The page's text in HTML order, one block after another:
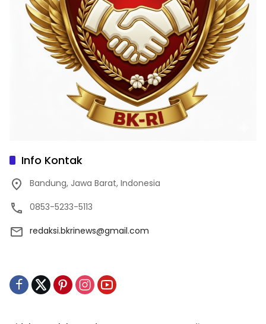
Info Kontak
Bandung, Jawa Barat, Indonesia
0853-5233-5113
redaksi.bkrinews@gmail.com